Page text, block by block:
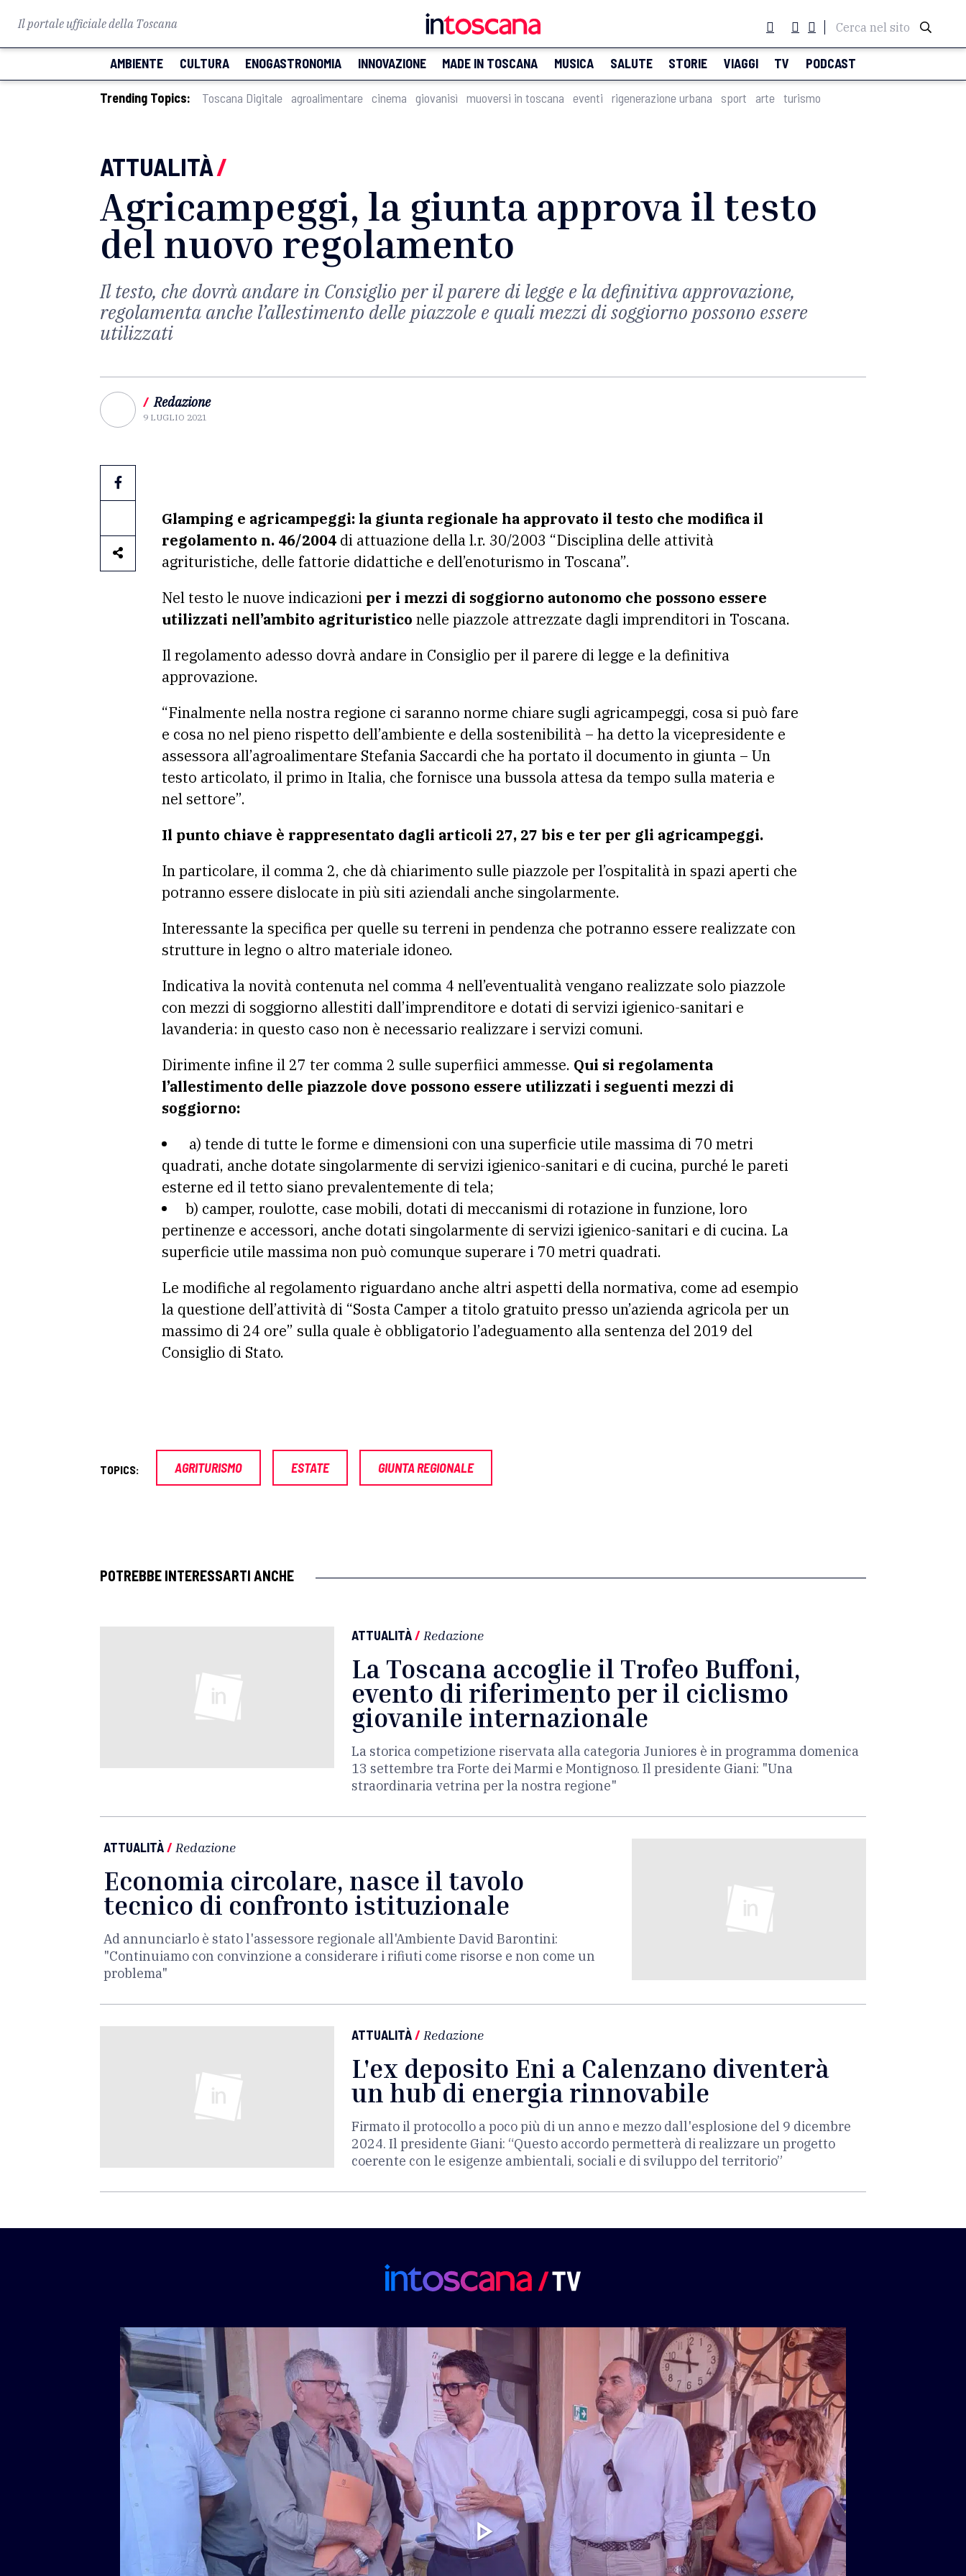
Il portale ufficiale della Toscana Cerca nel sito
AMBIENTE CULTURA ENOGASTRONOMIA INNOVAZIONE MADE IN TOSCANA MUSICA SALUTE STORIE VIAGGI TV PODCAST
Trending Topics: Toscana Digitale agroalimentare cinema giovanisì muoversi in toscana eventi rigenerazione urbana sport arte turismo
ATTUALITÀ/
Agricampeggi, la giunta approva il testo
del nuovo regolamento
Il testo, che dovrà andare in Consiglio per il parere di legge e la definitiva approvazione,
regolamenta anche l’allestimento delle piazzole e quali mezzi di soggiorno possono essere
utilizzati
/ Redazione
9 LUGLIO 2021
Glamping e agricampeggi: la giunta regionale ha approvato il testo che modifica il
regolamento n. 46/2004 di attuazione della l.r. 30/2003 “Disciplina delle attività
agrituristiche, delle fattorie didattiche e dell’enoturismo in Toscana”.
Nel testo le nuove indicazioni per i mezzi di soggiorno autonomo che possono essere
utilizzati nell’ambito agrituristico nelle piazzole attrezzate dagli imprenditori in Toscana.
Il regolamento adesso dovrà andare in Consiglio per il parere di legge e la definitiva
approvazione.
“Finalmente nella nostra regione ci saranno norme chiare sugli agricampeggi, cosa si può fare
e cosa no nel pieno rispetto dell’ambiente e della sostenibilità – ha detto la vicepresidente e
assessora all’agroalimentare Stefania Saccardi che ha portato il documento in giunta – Un
testo articolato, il primo in Italia, che fornisce una bussola attesa da tempo sulla materia e
nel settore”.
Il punto chiave è rappresentato dagli articoli 27, 27 bis e ter per gli agricampeggi.
In particolare, il comma 2, che dà chiarimento sulle piazzole per l’ospitalità in spazi aperti che
potranno essere dislocate in più siti aziendali anche singolarmente.
Interessante la specifica per quelle su terreni in pendenza che potranno essere realizzate con
strutture in legno o altro materiale idoneo.
Indicativa la novità contenuta nel comma 4 nell’eventualità vengano realizzate solo piazzole
con mezzi di soggiorno allestiti dall’imprenditore e dotati di servizi igienico-sanitari e
lavanderia: in questo caso non è necessario realizzare i servizi comuni.
Dirimente infine il 27 ter comma 2 sulle superfiici ammesse. Qui si regolamenta
l’allestimento delle piazzole dove possono essere utilizzati i seguenti mezzi di
soggiorno:
a) tende di tutte le forme e dimensioni con una superficie utile massima di 70 metri
quadrati, anche dotate singolarmente di servizi igienico-sanitari e di cucina, purché le pareti
esterne ed il tetto siano prevalentemente di tela;
b) camper, roulotte, case mobili, dotati di meccanismi di rotazione in funzione, loro
pertinenze e accessori, anche dotati singolarmente di servizi igienico-sanitari e di cucina. La
superficie utile massima non può comunque superare i 70 metri quadrati.
Le modifiche al regolamento riguardano anche altri aspetti della normativa, come ad esempio
la questione dell’attività di “Sosta Camper a titolo gratuito presso un’azienda agricola per un
massimo di 24 ore” sulla quale è obbligatorio l’adeguamento alla sentenza del 2019 del
Consiglio di Stato.
TOPICS: AGRITURISMO ESTATE GIUNTA REGIONALE
POTREBBE INTERESSARTI ANCHE
ATTUALITÀ/ Redazione
La Toscana accoglie il Trofeo Buffoni,
evento di riferimento per il ciclismo
giovanile internazionale
La storica competizione riservata alla categoria Juniores è in programma domenica
13 settembre tra Forte dei Marmi e Montignoso. Il presidente Giani: "Una
straordinaria vetrina per la nostra regione"
ATTUALITÀ/ Redazione
Economia circolare, nasce il tavolo
tecnico di confronto istituzionale
Ad annunciarlo è stato l'assessore regionale all'Ambiente David Barontini:
"Continuiamo con convinzione a considerare i rifiuti come risorse e non come un
problema"
ATTUALITÀ/ Redazione
L'ex deposito Eni a Calenzano diventerà
un hub di energia rinnovabile
Firmato il protocollo a poco più di un anno e mezzo dall'esplosione del 9 dicembre
2024. Il presidente Giani: “Questo accordo permetterà di realizzare un progetto
coerente con le esigenze ambientali, sociali e di sviluppo del territorio”